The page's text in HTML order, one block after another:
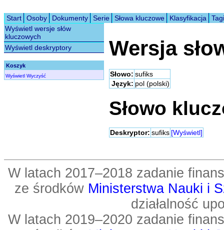
Start Osoby Dokumenty Serie Słowa kluczowe Klasyfikacja
Tagi
Wyświetl wersje słów
kluczowych
Wyświetl deskryptory
Koszyk
Wyświetl Wyczyść
Wersja
Słowo: sufiks
Język: pol (polski)
Słowo
Deskryptor: sufiks [Wyświetl]
W latach 2017–2018 zadanie
ze środków Ministerstwa Nauki i
działalność
W latach 2019–2020 zadanie